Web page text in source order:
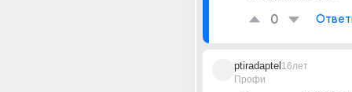
0
ptiradaptel
Профи
16лет